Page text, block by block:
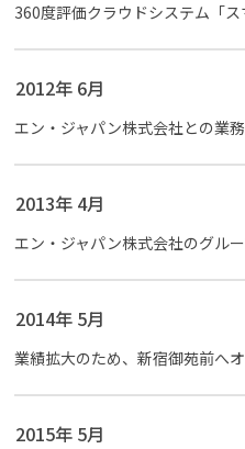
360度評価クラウドシステム「
2012年 6月
エン・ジャパン株式会社との業
2013年 4月
エン・ジャパン株式会社のグル
2014年 5月
業績拡大のため、新宿御苑前へ
2015年 5月